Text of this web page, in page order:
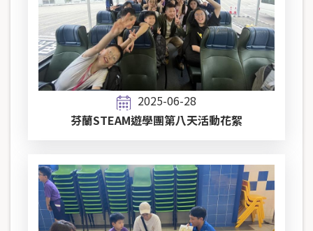
2025-06-28
芬蘭STEAM遊學團第八天活動花絮